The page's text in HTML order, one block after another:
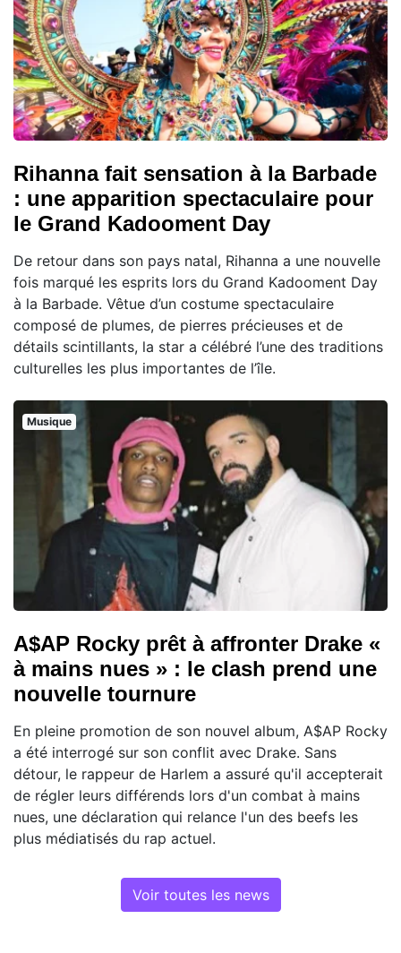
Rihanna fait sensation à la Barbade
: une apparition spectaculaire pour
le Grand Kadooment Day
De retour dans son pays natal, Rihanna a une nouvelle
fois marqué les esprits lors du Grand Kadooment Day
à la Barbade. Vêtue d’un costume spectaculaire
composé de plumes, de pierres précieuses et de
détails scintillants, la star a célébré l’une des traditions
culturelles les plus importantes de l’île.
Musique
A$AP Rocky prêt à affronter Drake «
à mains nues » : le clash prend une
nouvelle tournure
En pleine promotion de son nouvel album, A$AP Rocky
a été interrogé sur son conflit avec Drake. Sans
détour, le rappeur de Harlem a assuré qu'il accepterait
de régler leurs différends lors d'un combat à mains
nues, une déclaration qui relance l'un des beefs les
plus médiatisés du rap actuel.
Voir toutes les news